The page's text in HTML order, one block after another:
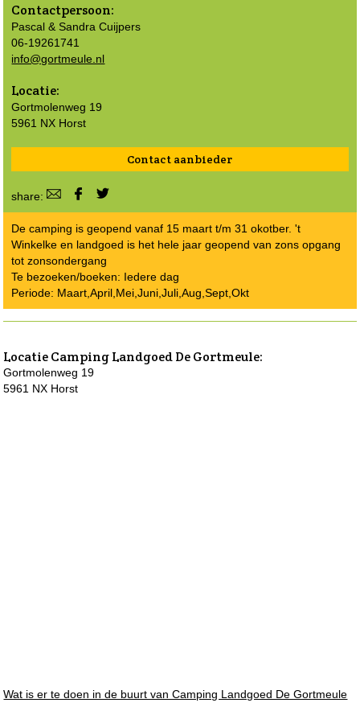
Contactpersoon:
Pascal & Sandra Cuijpers
06-19261741
info@gortmeule.nl
Locatie:
Gortmolenweg 19
5961 NX Horst
Contact aanbieder
share:
De camping is geopend vanaf 15 maart t/m 31 okotber. 't
Winkelke en landgoed is het hele jaar geopend van zons opgang
tot zonsondergang
Te bezoeken/boeken: Iedere dag
Periode: Maart,April,Mei,Juni,Juli,Aug,Sept,Okt
LocatieCamping Landgoed De Gortmeule:
Gortmolenweg 19
5961 NX Horst
Wat is er te doen in de buurt van Camping Landgoed De Gortmeule